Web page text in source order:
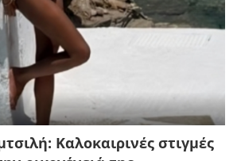
Καλοκαιρινές στιγμές